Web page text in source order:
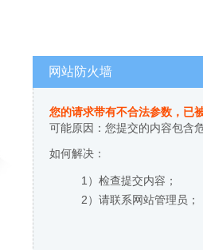
网站防火墙
您的请求带有不合法参数，已
可能原因：您提交的内容包含
如何解决：
1）检查提交内容；
2）请联系网站管理员；